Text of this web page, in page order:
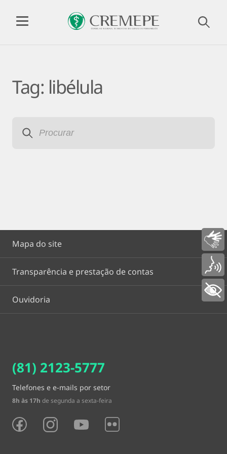
Tag: libélula
Mapa do site
Transparência e prestação de contas
Ouvidoria
(81) 2123-5777
Telefones e e-mails por setor
8h às 17h de segunda a sexta-feira